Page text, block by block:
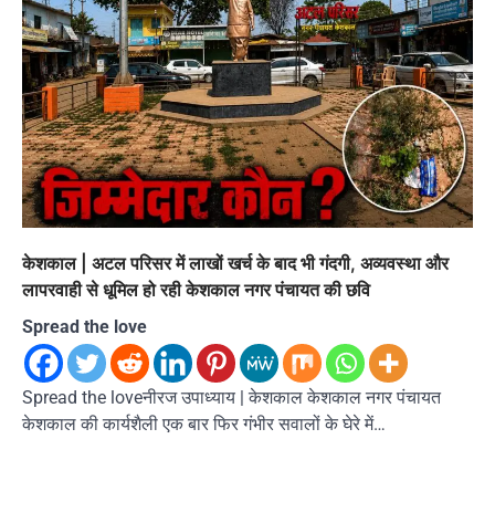
केशकाल | अटल परिसर में लाखों खर्च के बाद भी गंदगी, अव्यवस्था और
लापरवाही से धूमिल हो रही केशकाल नगर पंचायत की छवि
Spread the love
Spread the loveनीरज उपाध्याय | केशकाल केशकाल नगर पंचायत
केशकाल की कार्यशैली एक बार फिर गंभीर सवालों के घेरे में…